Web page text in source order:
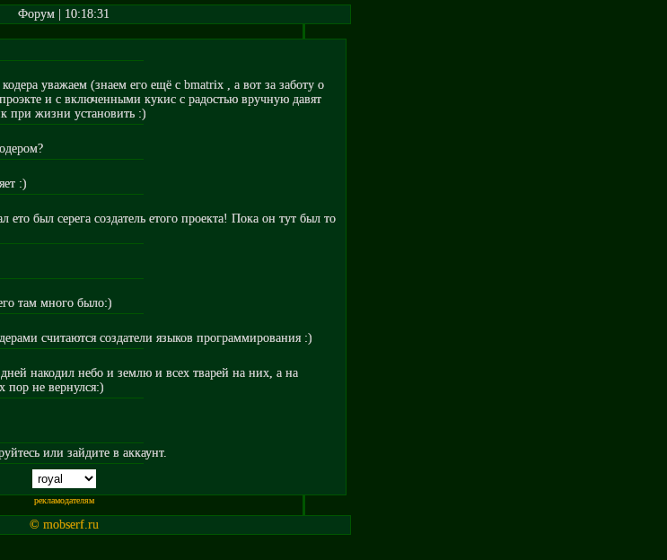
Форум | 10:18:31
уважаем (знаем его ещё с bmatrix , а вот за заботу о
и с включенными кукис с радостью вручную давят
при жизни установить :)
:)
был серега создатель етого проекта! Пока он тут был то
там много было:)
считаются создатели языков программирования :)
накодил небо и землю и всех тварей на них, а на
пор не вернулся:)
или зайдите в аккаунт.
рекламодателям
© mobserf.ru